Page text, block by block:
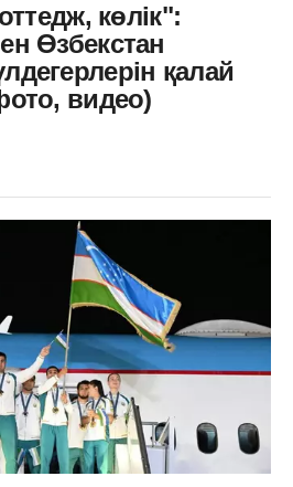
көлік":
Өзбекстан
қалай
видео)